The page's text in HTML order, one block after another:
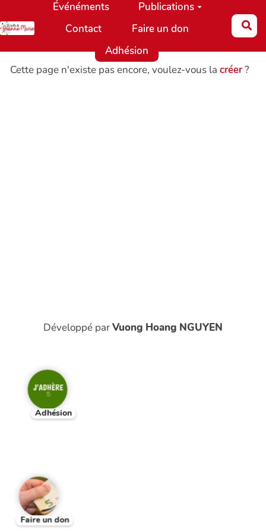
Aller au contenu principal
Événéments
Publications
Contact
Faire un don
Adhésion
Cette page n'existe pas encore, voulez-vous la créer?
Développé parVuong Hoang NGUYEN
Adhésion
Faire un don